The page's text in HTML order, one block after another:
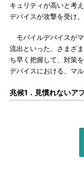
キュリティが高いと考
デバイスが攻撃を受け
モバイルデバイスが
流出といった、さまざ
ち早く把握して、対策
デバイスにおける、マ
兆候1．見慣れないア